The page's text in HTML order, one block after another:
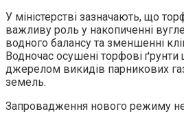
У міністерстві зазначають, що
важливу роль у накопиченні
водного балансу та зменшенні
Водночас осушені торфові
джерелом викидів парникових
земель.
Запровадження нового режиму